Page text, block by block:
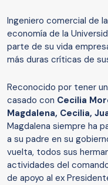
Ingeniero comercial de
economía de la
parte de su vida
más duras críticas de
Reconocido por tener
casado con Cecilia
Magdalena, Cecilia,
Magdalena siempre ha
a su padre en su
vuelta, todos sus
actividades del
de apoyo al ex